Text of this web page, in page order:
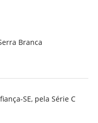
Branca
SE, pela Série C